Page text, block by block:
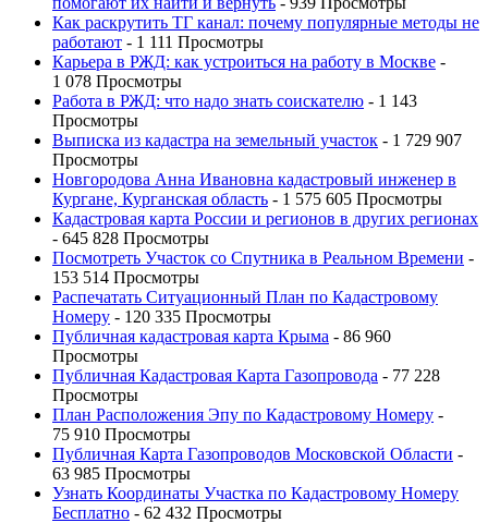
Как раскрутить ТГ канал: почему популярные методы не
работают - 1 111 Просмотры
Карьера в РЖД: как устроиться на работу в Москве -
1 078 Просмотры
Работа в РЖД: что надо знать соискателю - 1 143
Просмотры
Выписка из кадастра на земельный участок - 1 729 907
Просмотры
Новгородова Анна Ивановна кадастровый инженер в
Кургане, Курганская область - 1 575 605 Просмотры
Кадастровая карта России и регионов в других регионах
- 645 828 Просмотры
Посмотреть Участок со Спутника в Реальном Времени -
153 514 Просмотры
Распечатать Ситуационный План по Кадастровому
Номеру - 120 335 Просмотры
Публичная кадастровая карта Крыма - 86 960
Просмотры
Публичная Кадастровая Карта Газопровода - 77 228
Просмотры
План Расположения Эпу по Кадастровому Номеру -
75 910 Просмотры
Публичная Карта Газопроводов Московской Области -
63 985 Просмотры
Узнать Координаты Участка по Кадастровому Номеру
Бесплатно - 62 432 Просмотры